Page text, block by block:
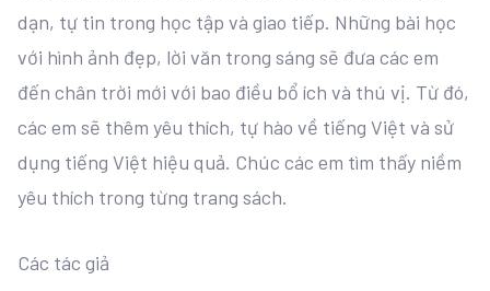
dạn, tự tin trong học tập và giao tiếp. Những bài học
với hình ảnh đẹp, lời văn trong sáng sẽ đưa các em
đến chân trời mới với bao điều bổ ích và thú vị. Từ đó,
các em sẽ thêm yêu thích, tự hào về tiếng Việt và sử
dụng tiếng Việt hiệu quả. Chúc các em tìm thấy niềm
yêu thích trong từng trang sách.
Các tác giả